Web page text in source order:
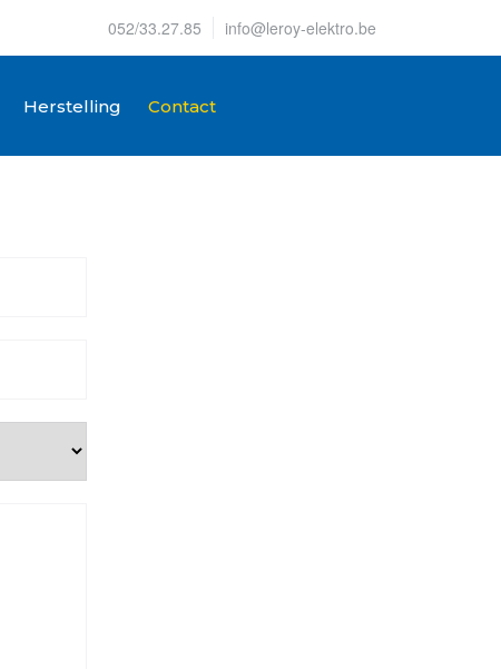
052/33.27.85 info@leroy-elektro.be
Herstelling Contact